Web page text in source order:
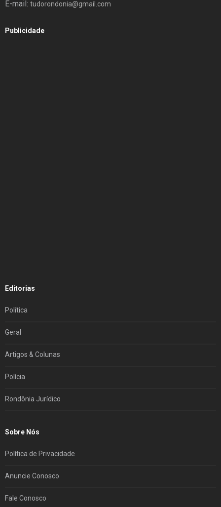
E-mail: tudorondonia@gmail.com
Publicidade
Editorias
Política
Geral
Artigos & Colunas
Polícia
Rondônia Jurídico
Sobre Nós
Política de Privacidade
Anuncie Conosco
Fale Conosco